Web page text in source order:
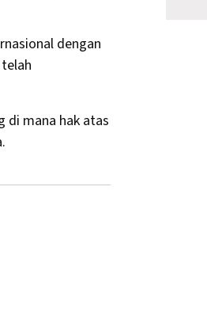
dengan
di mana hak atas